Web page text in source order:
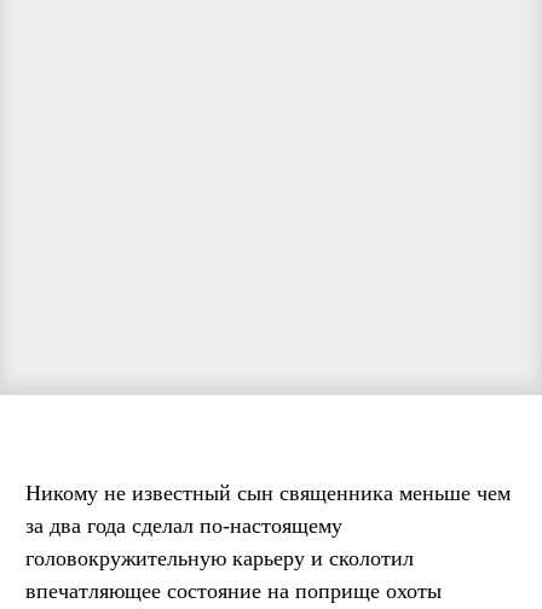
Никому не известный сын священника меньше чем
за два года сделал по-настоящему
головокружительную карьеру и сколотил
впечатляющее состояние на поприще охоты